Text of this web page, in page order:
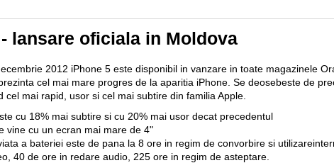
lansare oficiala in Moldova
2012 iPhone 5 este disponibil in vanzare in toate magazinele
cel mai mare progres de la aparitia iPhone. Se deosebeste de
cel mai rapid, usor si cel mai subtire din familia Apple.
cu 18% mai subtire si cu 20% mai usor decat precedentul
vine cu un ecran mai mare de 4"
a bateriei este de pana la 8 ore in regim de convorbire si
40 de ore in redare audio, 225 ore in regim de asteptare.